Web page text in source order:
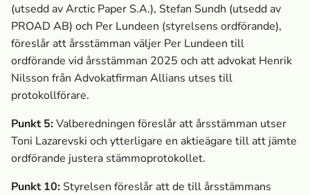
(utsedd av Arctic Paper S.A.), Stefan Sundh (utsedd av
PROAD AB) och Per Lundeen (styrelsens ordförande),
föreslår att årsstämman väljer Per Lundeen till
ordförande vid årsstämman 2025 och att advokat Henrik
Nilsson från Advokatfirman Allians utses till
protokollförare.
Punkt 5:Valberedningen föreslår att årsstämman utser
Toni Lazarevski och ytterligare en aktieägare till att jämte
ordförande justera stämmoprotokollet.
Punkt 10: Styrelsen föreslår att de till årsstämmans